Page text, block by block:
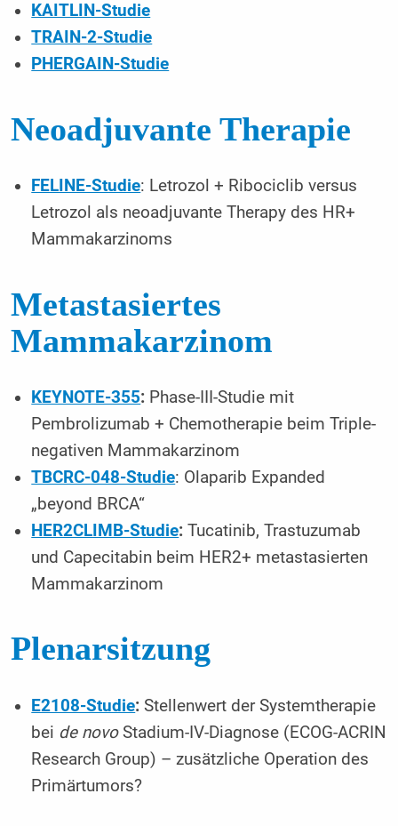
KAITLIN-Studie
TRAIN-2-Studie
PHERGAIN-Studie
Neoadjuvante Therapie
FELINE-Studie: Letrozol + Ribociclib versus
Letrozol als neoadjuvante Therapy des HR+
Mammakarzinoms
Metastasiertes
Mammakarzinom
KEYNOTE-355: Phase-III-Studie mit
Pembrolizumab + Chemotherapie beim Triple-
negativen Mammakarzinom
TBCRC-048-Studie: Olaparib Expanded
„beyond BRCA“
HER2CLIMB-Studie: Tucatinib, Trastuzumab
und Capecitabin beim HER2+ metastasierten
Mammakarzinom
Plenarsitzung
E2108-Studie: Stellenwert der Systemtherapie
bei de novoStadium-IV-Diagnose (ECOG-ACRIN
Research Group) – zusätzliche Operation des
Primärtumors?